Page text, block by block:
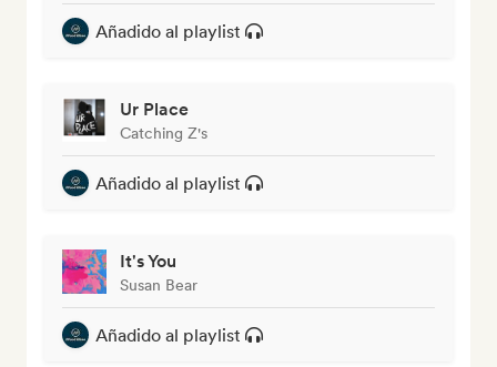
Añadido al playlist
Ur Place
Catching Z's
Añadido al playlist
It's You
Susan Bear
Añadido al playlist